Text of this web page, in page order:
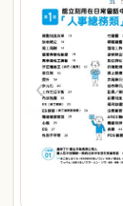
‹